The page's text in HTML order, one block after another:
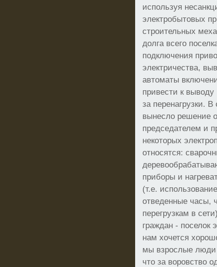
используя
электробытовых
строительных
долга всего
подключения
электричества,
автоматы
привести к
за перенагрузки.
вынесло решение
председателем и
некоторых
относятся:
приборы и
(т.е.
отведенные часы,
перегрузкам в
граждан -
нам хочется
мы взрослые люди
что за воровство